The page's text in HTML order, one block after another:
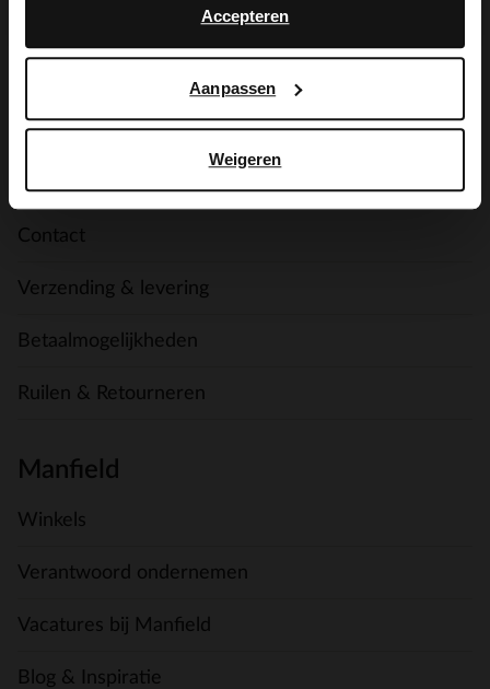
Accepteren
Aanpassen
Weigeren
AANMELDEN MY MANFIELD
Meer over My Manfield
Service
Contact
Verzending & levering
Betaalmogelijkheden
Ruilen & Retourneren
Manfield
Winkels
Verantwoord ondernemen
Vacatures bij Manfield
Blog & Inspiratie